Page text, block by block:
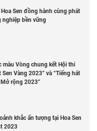
Sen đồng hành cùng phát
nghiệp bền vững
màu Vòng chung kết Hội thi
Sen Vàng 2023” và “Tiếng hát
rộng 2023”
khắc ấn tượng tại Hoa Sen
2023